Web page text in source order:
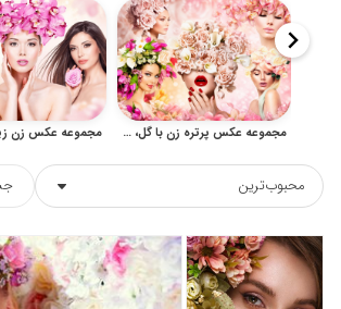
مجموعه عکس پرتره زن با گل، آرایش فشن و زیبایی لوکس
محبوب‌ترین